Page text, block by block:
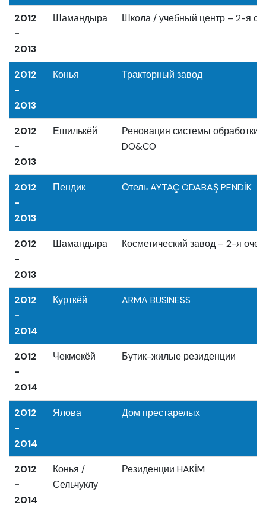
2012
-
2013
Шамандыра Школа / учебный центр – 2-я
2012
-
2013
Конья Тракторный завод
2012
-
2013
Ешилькёй
Реновация системы обработки
DO&CO
2012
-
2013
Пендик Отель AYTAÇ ODABAŞ PENDİK
2012
-
2013
Шамандыра Косметический завод – 2-я
2012
-
2014
Курткёй ARMA BUSINESS
2012
-
2014
Чекмекёй Бутик-жилые резиденции
2012
-
2014
Ялова Дом престарелых
2012
-
2014
Конья /
Сельчуклу
Резиденции HAKİM